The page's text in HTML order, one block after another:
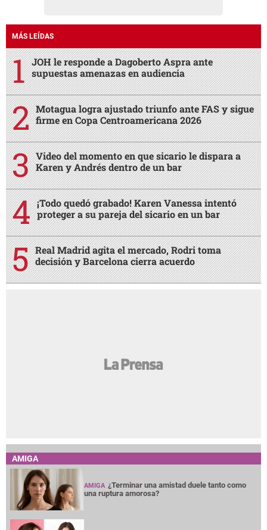
MÁS LEÍDAS
JOH le responde a Dagoberto Aspra ante
supuestas amenazas en audiencia
Motagua logra ajustado triunfo ante FAS y sigue
firme en Copa Centroamericana 2026
Video del momento en que sicario le dispara a
Karen y Andrés dentro de un bar
¡Todo quedó grabado! Karen Vanessa intentó
proteger a su pareja del sicario en un bar
Real Madrid agita el mercado, Rodri toma
decisión y Barcelona cierra acuerdo
AMIGA
AMIGA ¿Terminar una amistad duele tanto como
una ruptura amorosa?